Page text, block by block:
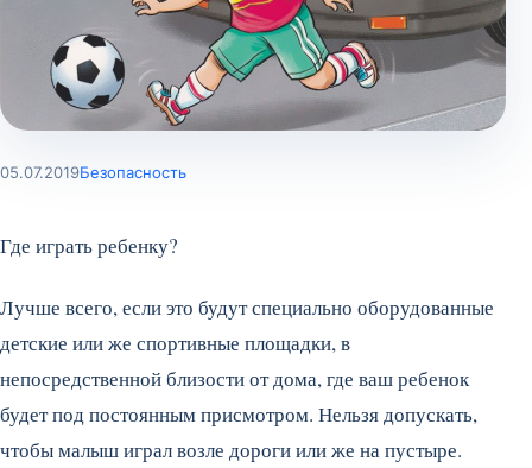
05.07.2019Безопасность
Где играть ребенку?
Лучше всего, если это будут специально оборудованные
детские или же спортивные площадки, в
непосредственной близости от дома, где ваш ребенок
будет под постоянным присмотром. Нельзя допускать,
чтобы малыш играл возле дороги или же на пустыре.